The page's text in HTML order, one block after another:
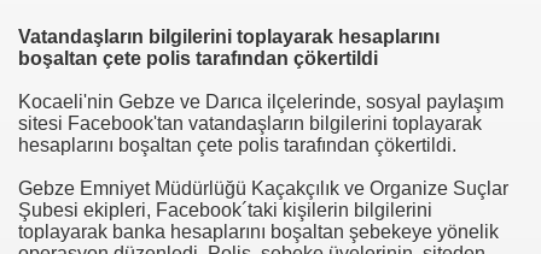
Vatandaşların bilgilerini toplayarak hesaplarını
boşaltan çete polis tarafından çökertildi
Kocaeli'nin Gebze ve Darıca ilçelerinde, sosyal paylaşım
sitesi Facebook'tan vatandaşların bilgilerini toplayarak
hesaplarını boşaltan çete polis tarafından çökertildi.
Gebze Emniyet Müdürlüğü Kaçakçılık ve Organize Suçlar
Şubesi ekipleri, Facebook´taki kişilerin bilgilerini
toplayarak banka hesaplarını boşaltan şebekeye yönelik
ARAMAYIN !